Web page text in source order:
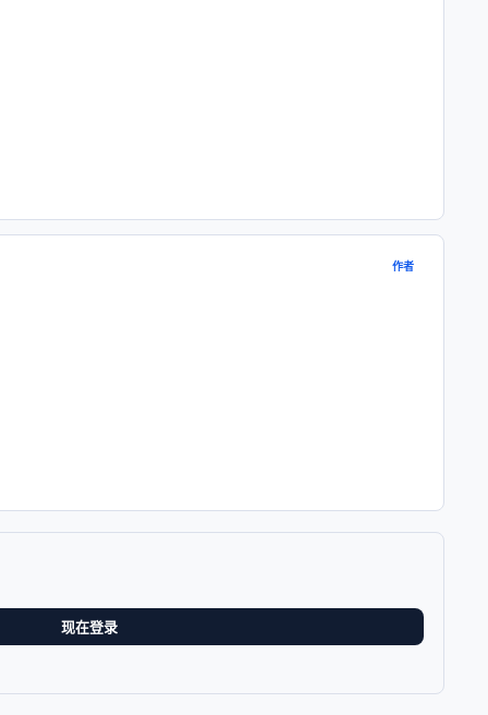
作者
现在登录